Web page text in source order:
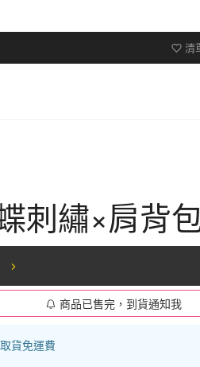
清
刺繡×肩背
商品已售完，到貨通知我
貨免運費